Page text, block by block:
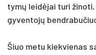
tymų leidė­jai tu­ri
gy­ven­tojų
Šiuo me­tu kiek­vie­nas